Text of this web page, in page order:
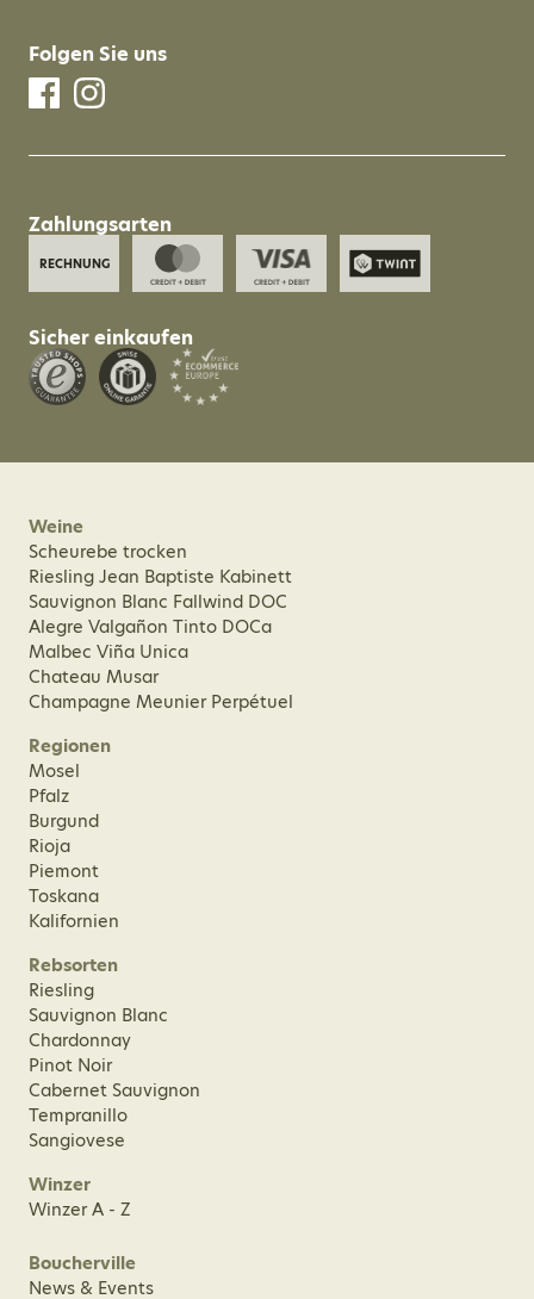
Folgen Sie uns
Zahlungsarten
RECHNUNG
Sicher einkaufen
Weine
Scheurebe trocken
Riesling Jean Baptiste Kabinett
Sauvignon Blanc Fallwind DOC
Alegre Valgañon Tinto DOCa
Malbec Viña Unica
Chateau Musar
Champagne Meunier Perpétuel
Regionen
Mosel
Pfalz
Burgund
Rioja
Piemont
Toskana
Kalifornien
Rebsorten
Riesling
Sauvignon Blanc
Chardonnay
Pinot Noir
Cabernet Sauvignon
Tempranillo
Sangiovese
Winzer
Winzer A - Z
Boucherville
News & Events